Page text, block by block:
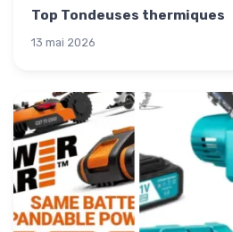
Top Tondeuses thermiques
13 mai 2026